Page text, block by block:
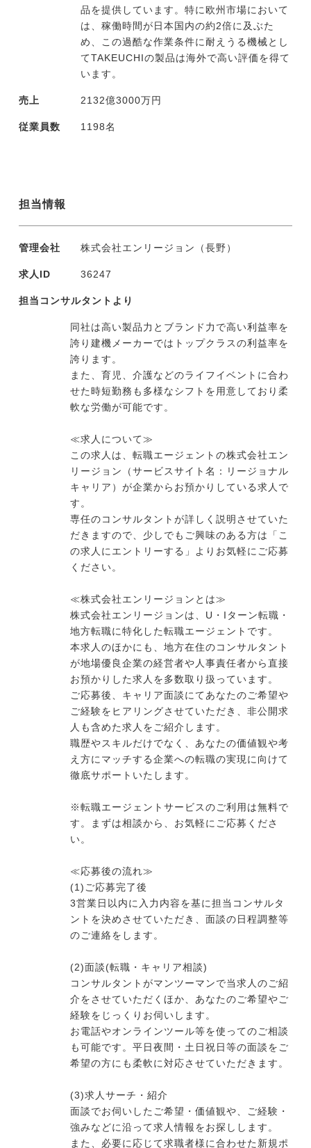
品を提供しています。特に欧州市場において
は、稼働時間が日本国内の約2倍に及ぶた
め、この過酷な作業条件に耐えうる機械とし
てTAKEUCHIの製品は海外で高い評価を得て
います。
売上 2132億3000万円
従業員数 1198名
担当情報
管理会社 株式会社エンリージョン（長野）
求人ID 36247
担当コンサルタントより
同社は高い製品力とブランド力で高い利益率を
誇り建機メーカーではトップクラスの利益率を
誇ります。
また、育児、介護などのライフイベントに合わ
せた時短勤務も多様なシフトを用意しており柔
軟な労働が可能です。
≪求人について≫
この求人は、転職エージェントの株式会社エン
リージョン（サービスサイト名：リージョナル
キャリア）が企業からお預かりしている求人で
す。
専任のコンサルタントが詳しく説明させていた
だきますので、少しでもご興味のある方は「こ
の求人にエントリーする」よりお気軽にご応募
ください。
≪株式会社エンリージョンとは≫
株式会社エンリージョンは、U・Iターン転職・
地方転職に特化した転職エージェントです。
本求人のほかにも、地方在住のコンサルタント
が地場優良企業の経営者や人事責任者から直接
お預かりした求人を多数取り扱っています。
ご応募後、キャリア面談にてあなたのご希望や
ご経験をヒアリングさせていただき、非公開求
人も含めた求人をご紹介します。
職歴やスキルだけでなく、あなたの価値観や考
え方にマッチする企業への転職の実現に向けて
徹底サポートいたします。
※転職エージェントサービスのご利用は無料で
す。まずは相談から、お気軽にご応募くださ
い。
≪応募後の流れ≫
(1)ご応募完了後
3営業日以内に入力内容を基に担当コンサルタ
ントを決めさせていただき、面談の日程調整等
のご連絡をします。
(2)面談(転職・キャリア相談)
コンサルタントがマンツーマンで当求人のご紹
介をさせていただくほか、あなたのご希望やご
経験をじっくりお伺いします。
お電話やオンラインツール等を使ってのご相談
も可能です。平日夜間・土日祝日等の面談をご
希望の方にも柔軟に対応させていただきます。
(3)求人サーチ・紹介
面談でお伺いしたご希望・価値観や、ご経験・
強みなどに沿って求人情報をお探しします。
また、必要に応じて求職者様に合わせた新規ポ